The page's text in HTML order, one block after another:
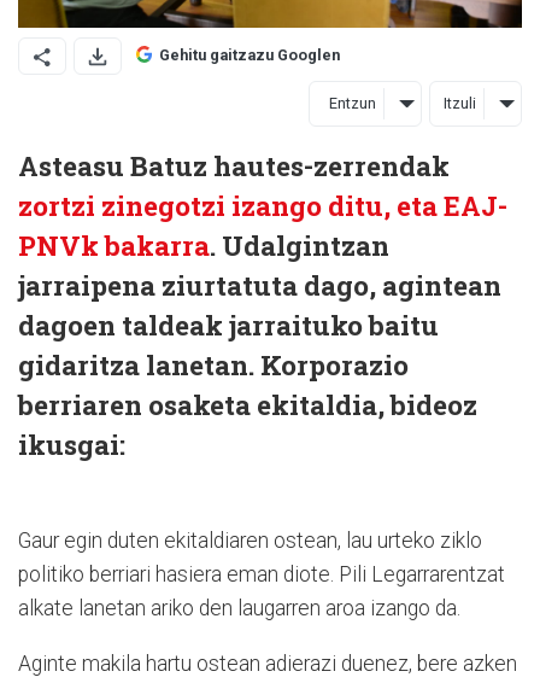
Gehitu gaitzazu Googlen
Entzun Itzuli
Asteasu Batuz hautes-zerrendak
zortzi zinegotzi izango ditu, eta EAJ-
PNVk bakarra. Udalgintzan
jarraipena ziurtatuta dago, agintean
dagoen taldeak jarraituko baitu
gidaritza lanetan. Korporazio
berriaren osaketa ekitaldia, bideoz
ikusgai:
Gaur egin duten ekitaldiaren ostean, lau urteko ziklo
politiko berriari hasiera eman diote. Pili Legarrarentzat
alkate lanetan ariko den laugarren aroa izango da.
Aginte makila hartu ostean adierazi duenez, bere azken